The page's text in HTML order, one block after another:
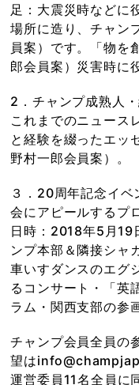
足：大震災時などに
場所に造り、チャン
員案）です。「物を
郎会員案）災害時に
2．チャンプ成熟人
これまでのニュース
と経験を綴ったエッ
野村一郎会員案）。
３．20周年記念イ
会にアピールするプ
日時：2018年5月
ンプ本部＆隣接シャ
車いすダンスのエグ
るコンサート・「英
ラム・関西支部の参
チャンプ会員全員の
望は
運営委員11名全員に